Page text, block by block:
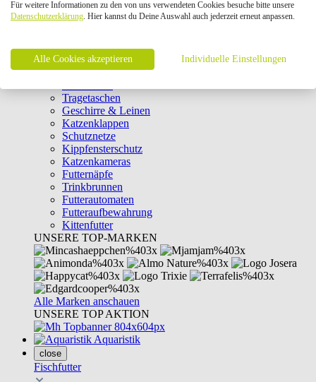
Intelligenzspielzeug
Laserpointer & Elektrospielzeug
Clicker & Target Sticks für Katzen
Weiteres Katzenspielzeug
Transportboxen
Tragetaschen
Geschirre & Leinen
Katzenklappen
Schutznetze
Kippfensterschutz
Katzenkameras
Futternäpfe
Trinkbrunnen
Futterautomaten
Futteraufbewahrung
Kittenfutter
UNSERE TOP-MARKEN
Alle Marken anschauen
UNSERE TOP AKTION
Aquaristik
close
Fischfutter
Für weitere Informationen zu den von uns verwendeten Cookies besuche bitte unsere
Datenschutzerklärung. Hier kannst du Deine Auswahl auch jederzeit erneut anpassen.
Alle Cookies akzeptieren Individuelle Einstellungen